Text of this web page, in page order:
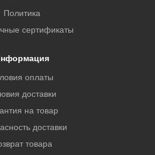
Политика
сертификаты
оплаты
доставки
на товар
доставки
товара